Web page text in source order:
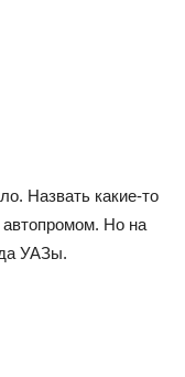
Назвать какие-то
Но на
УАЗы.